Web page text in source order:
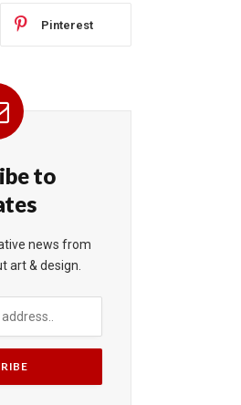
Pinterest
to
news from
art & design.